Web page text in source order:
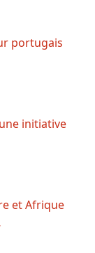
portugais
initiative
et Afrique